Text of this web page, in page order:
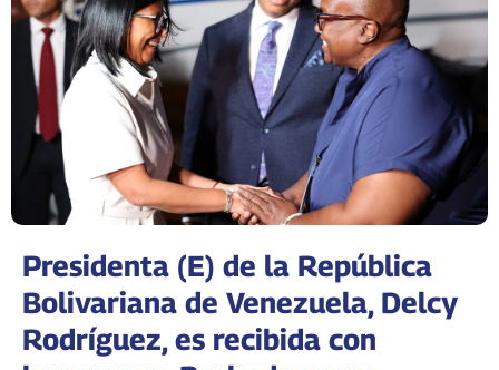
Presidenta (E) de la República
Bolivariana de Venezuela, Delcy
Rodríguez, es recibida con